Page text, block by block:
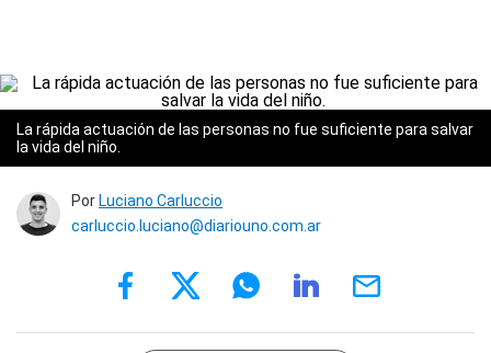
La rápida actuación de las personas no fue suficiente para salvar
la vida del niño.
Por Luciano Carluccio
carluccio.luciano@diariouno.com.ar